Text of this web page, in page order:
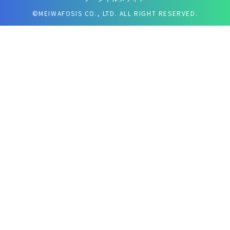
©MEIWAFOSIS CO., LTD. ALL RIGHT RESERVED.